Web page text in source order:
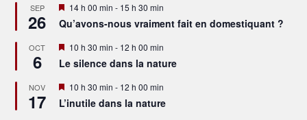
SEP
26
Mis
en
avant
14 h 00 min - 15 h 30 min
Qu’avons-nous vraiment fait en domestiquant ?
OCT
6
Mis
avant
10 h 30 min - 12 h 00 min
Le silence dans la nature
NOV
17
Mis
avant
10 h 30 min - 12 h 00 min
L’inutile dans la nature